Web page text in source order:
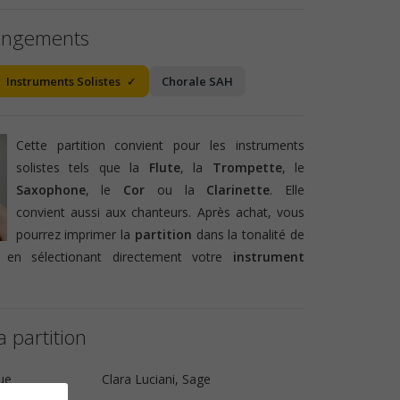
Instruments Solistes Chorale SAH
Cette partition convient pour les instruments
solistes tels que la Flute, la Trompette, le
Saxophone, le Cor ou la Clarinette. Elle
convient aussi aux chanteurs. Après achat, vous
pourrez imprimer la partition dans la tonalité de
sélectionant directement votre instrument
partition
Clara Luciani, Sage